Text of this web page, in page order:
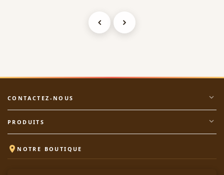
CONTACTEZ-NOUS expand_more
PRODUITS expand_more
 NOTRE BOUTIQUE